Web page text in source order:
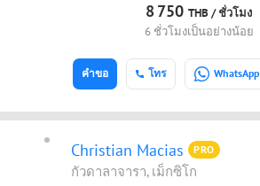
8 750 THB /ชั่วโมง
6 ชั่วโมงเป็นอย่างน้อย
โทร WhatsApp
คำขอ
Christian Macias PRO
กัวดาลาจารา, เม็กซิโก